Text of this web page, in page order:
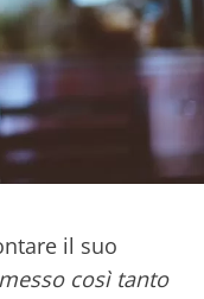
il suo
così tanto